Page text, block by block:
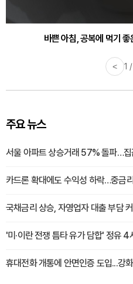
바쁜 아침, 공복에 먹기
< 1
주요 뉴스
서울 아파트 상승거래 57% 돌파…집
카드론 확대에도 수익성 하락…중금
국채금리 상승, 자영업자 대출 부담
'미·이란 전쟁 틈타 유가 담합' 정유
휴대전화 개통에 안면인증 도입...강